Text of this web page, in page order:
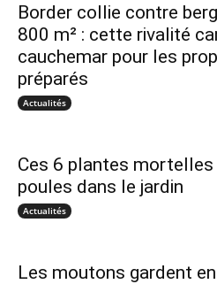
Border collie contre
800 m² : cette rivalité
cauchemar pour les
préparés
Actualités
Ces 6 plantes
poules dans le jardin
Actualités
Les moutons gardent